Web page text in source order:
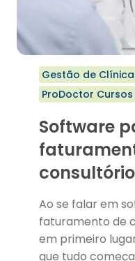
Gestão de
ProDoctor Cursos
Software
Ao se falar em
faturamento de
em primeiro
que tudo